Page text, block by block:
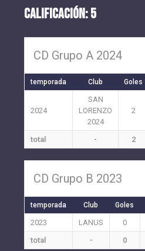
CALIFICACIÓN: 5
CD Grupo A 2024
temporada Club Goles
2024
SAN
LORENZO
2024
2
total - 2
CD Grupo B 2023
temporada Club Goles
2023 LANUS 0
total
- 0